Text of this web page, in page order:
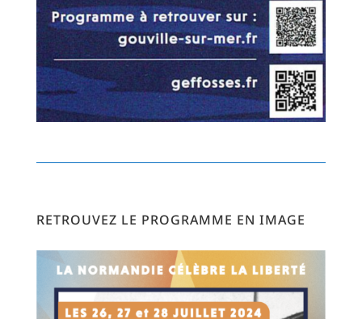
RETROUVEZ LE PROGRAMME EN IMAGE